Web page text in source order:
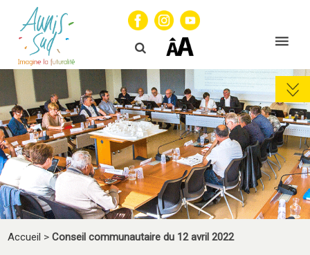
Accueil >Conseil communautaire du 12 avril 2022